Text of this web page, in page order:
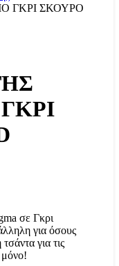
ΓΚΡΙ ΣΚΟΥΡΟ
σε Γκρι
για όσους
για τις
μόνο!